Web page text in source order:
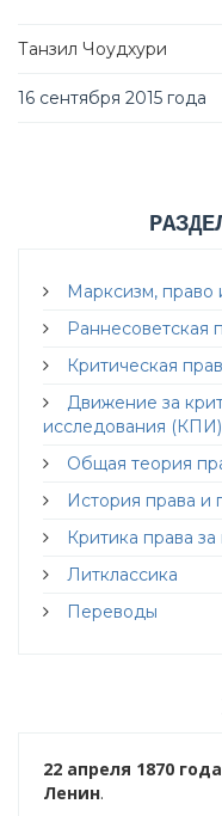
Танзил Чоудхури
16 сентября 2015 года
Марксизм, право
Раннесоветская
Критическая
Движение за
исследования (КПИ)
Общая теория
История права и
Критика права
Литклассика
Переводы
22 апреля 1870 года
Ленин.